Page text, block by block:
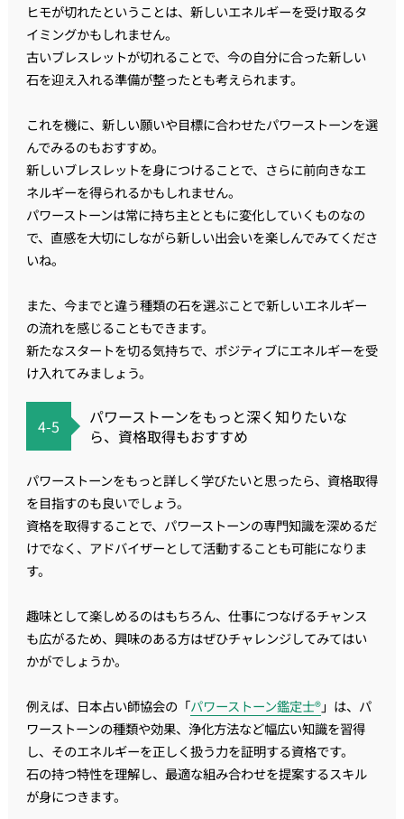
ヒモが切れたということは、新しいエネルギーを受け取るタ
イミングかもしれません。
古いブレスレットが切れることで、今の自分に合った新しい
石を迎え入れる準備が整ったとも考えられます。
これを機に、新しい願いや目標に合わせたパワーストーンを選
んでみるのもおすすめ。
新しいブレスレットを身につけることで、さらに前向きなエ
ネルギーを得られるかもしれません。
パワーストーンは常に持ち主とともに変化していくものなの
で、直感を大切にしながら新しい出会いを楽しんでみてくださ
いね。
また、今までと違う種類の石を選ぶことで新しいエネルギー
の流れを感じることもできます。
新たなスタートを切る気持ちで、ポジティブにエネルギーを受
け入れてみましょう。
4-5
パワーストーンをもっと深く知りたいな
ら、資格取得もおすすめ
パワーストーンをもっと詳しく学びたいと思ったら、資格取得
を目指すのも良いでしょう。
資格を取得することで、パワーストーンの専門知識を深めるだ
けでなく、アドバイザーとして活動することも可能になりま
す。
趣味として楽しめるのはもちろん、仕事につなげるチャンス
も広がるため、興味のある方はぜひチャレンジしてみてはい
かがでしょうか。
例えば、日本占い師協会の「パワーストーン鑑定士®」は、パ
ワーストーンの種類や効果、浄化方法など幅広い知識を習得
し、そのエネルギーを正しく扱う力を証明する資格です。
石の持つ特性を理解し、最適な組み合わせを提案するスキル
が身につきます。